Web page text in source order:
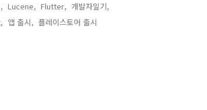
Lucene, Flutter, 개발자일기,
앱 출시, 플레이스토어 출시,